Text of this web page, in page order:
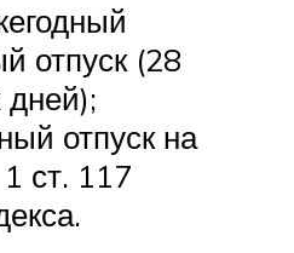
отпуск (28
отпуск на
ст. 117